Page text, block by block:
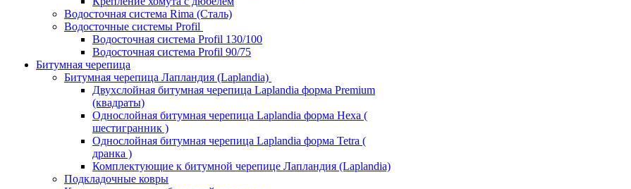
Водосточная система Rima (Сталь)
Водосточные системы Profil
Водосточная система Profil 130/100
Водосточная система Profil 90/75
Битумная черепица
Битумная черепица Лапландия (Laplandia)
Двухслойная битумная черепица Laplandia форма Premium
(квадраты)
Однослойная битумная черепица Laplandia форма Hexa (
шестигранник )
Однослойная битумная черепица Laplandia форма Tetra (
дранка )
Комплектующие к битумной черепице Лапландия (Laplandia)
Подкладочные ковры